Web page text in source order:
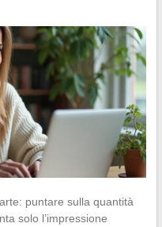
puntare sulla quantità
solo l’impressione